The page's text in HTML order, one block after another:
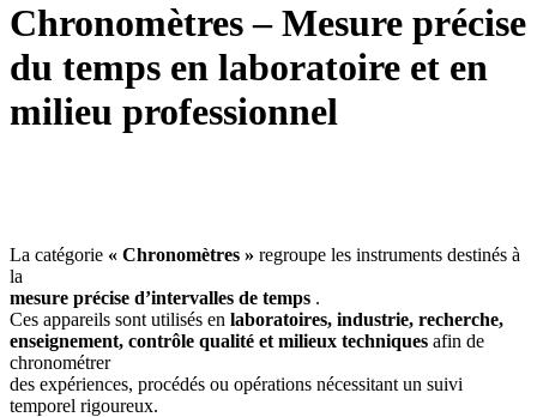
Chronomètres – Mesure précise
du temps en laboratoire et en
milieu professionnel
La catégorie « Chronomètres » regroupe les instruments destinés à
la
mesure précise d’intervalles de temps .
Ces appareils sont utilisés en laboratoires, industrie, recherche,
enseignement, contrôle qualité et milieux techniques afin de
chronométrer
des expériences, procédés ou opérations nécessitant un suivi
temporel rigoureux.